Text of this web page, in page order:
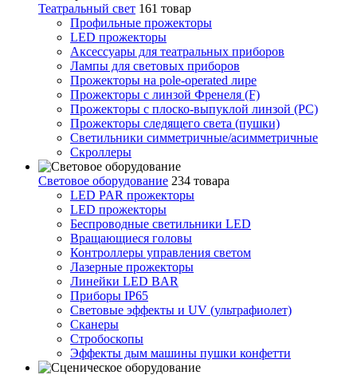
Театральный свет 161 товар
Профильные прожекторы
LED прожекторы
Аксессуары для театральных приборов
Лампы для световых приборов
Прожекторы на pole-operated лире
Прожекторы с линзой Френеля (F)
Прожекторы с плоско-выпуклой линзой (PC)
Прожекторы следящего света (пушки)
Светильники симметричные/асимметричные
Скроллеры
Световое оборудование 234 товара
LED PAR прожекторы
LED прожекторы
Беспроводные светильники LED
Вращающиеся головы
Контроллеры управления светом
Лазерные прожекторы
Линейки LED BAR
Приборы IP65
Световые эффекты и UV (ультрафиолет)
Сканеры
Стробоскопы
Эффекты дым машины пушки конфетти